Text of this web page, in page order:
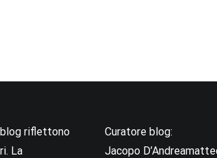
riflettono
La
Curatore blog:
Jacopo